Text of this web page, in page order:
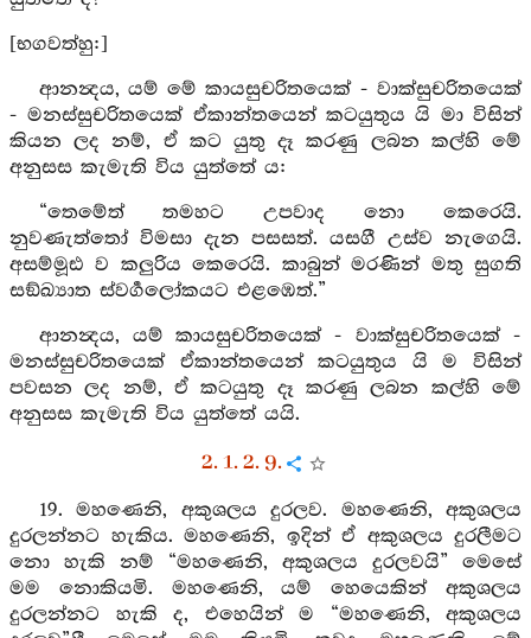
[භගවත්හු:]
ආනන්‍දය, යම් මේ කායසුචරිතයෙක් - වාක්සුචරිතයෙක්
- මනස්සුචරිතයෙක් ඒකාන්තයෙන් කටයුතුය යි මා විසින්
කියන ලද නම්, ඒ කට යුතු දෑ කරණු ලබන කල්හි මේ
අනුසස කැමැති විය යුත්තේ ය:
“තෙමේත් තමහට උපවාද නො කෙරෙයි.
නුවණැත්තෝ විමසා දැන පසසත්. යසගී උස්ව නැගෙයි.
අසම්මූඪ ව කලුරිය කෙරෙයි. කාබුන් මරණින් මතු සුගති
සඞ්ඛ්‍යාත ස්වර්‍ගලෝකයට එළඹෙත්.”
ආනන්‍දය, යම් කායසුචරිතයෙක් - වාක්සුචරිතයෙක් -
මනස්සුචරිතයෙක් ඒකාන්තයෙන් කටයුතුය යි ම විසින්
පවසන ලද නම්, ඒ කටයුතු දෑ කරණු ලබන කල්හි මේ
අනුසස කැමැති විය යුත්තේ යයි.
2. 1. 2. 9.
19. මහණෙනි, අකුශලය දුරලව. මහණෙනි, අකුශලය
දුරලන්නට හැකිය. මහණෙනි, ඉදින් ඒ අකුශලය දුරලීමට
නො හැකි නම් “මහණෙනි, අකුශලය දුරලවයි” මෙසේ
මම නොකියමි. මහණෙනි, යම් හෙයෙකින් අකුශලය
දුරලන්නට හැකි ද, එහෙයින් ම “මහණෙනි, අකුශලය